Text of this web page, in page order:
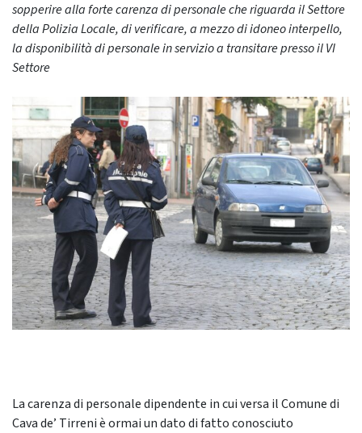
sopperire alla forte carenza di personale che riguarda il Settore
della Polizia Locale, di verificare, a mezzo di idoneo interpello,
la disponibilità di personale in servizio a transitare presso il VI
Settore
La carenza di personale dipendente in cui versa il Comune di
Cava de’ Tirreni è ormai un dato di fatto conosciuto